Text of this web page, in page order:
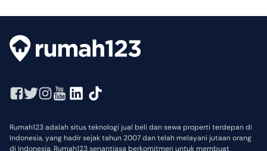
Rumah123 adalah situs teknologi jual beli dan sewa properti terdepan di
Indonesia, yang hadir sejak tahun 2007 dan telah melayani jutaan orang
di Indonesia. Rumah123 senantiasa berkomitmen untuk membuat